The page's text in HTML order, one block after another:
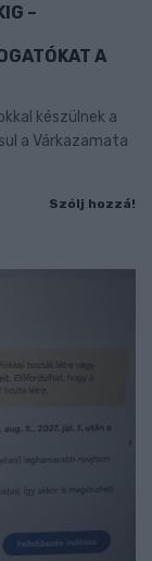
–
A
készülnek a
a Várkazamata
Szólj hozzá!